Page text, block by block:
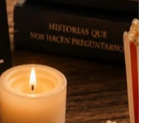
Vatican
news/2026-
papa-viaje-